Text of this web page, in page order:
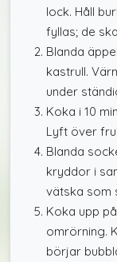
lock. Håll
fyllas; de
Blanda
kastrull.
under
Koka i 10
Lyft över
Blanda
kryddor i
vätska som
Koka upp
omrörning.
börjar